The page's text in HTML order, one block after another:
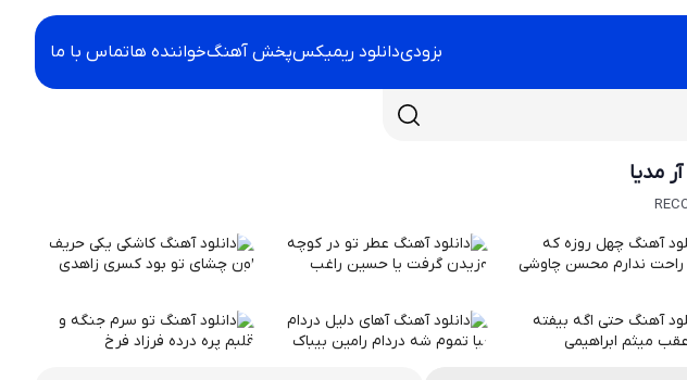
بزودیدانلود ریمیکسپخش آهنگخواننده هاتماس با ما
مدیا